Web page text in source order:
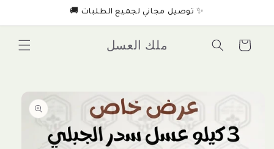
🚚 توصيل مجاني لجميع الطلبات ✨
ملك العسل Cart
Skip to
product
information